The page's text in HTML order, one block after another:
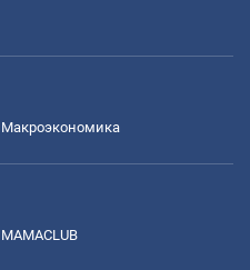
Mакроэкономика
MAMACLUB